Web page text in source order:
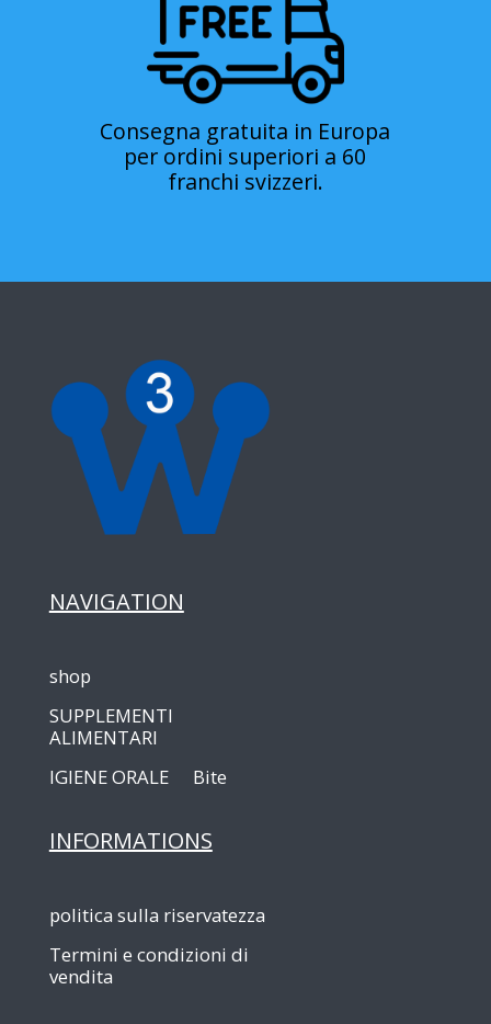
Consegna gratuita in Europa
per ordini superiori a 60
franchi svizzeri.
NAVIGATION
shop
SUPPLEMENTI
ALIMENTARI
IGIENE ORALE
Bite
INFORMATIONS
politica sulla riservatezza
Termini e condizioni di
vendita